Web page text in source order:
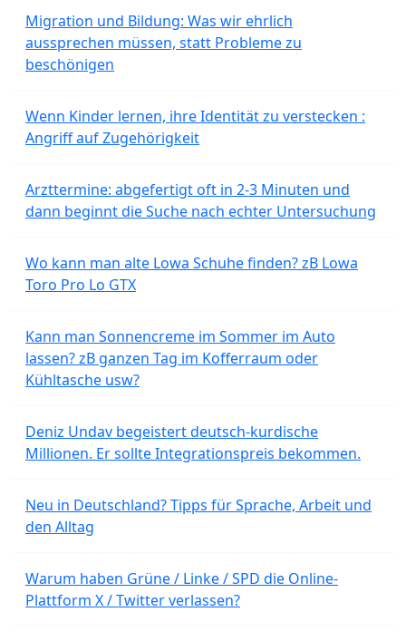
Migration und Bildung: Was wir ehrlich
aussprechen müssen, statt Probleme zu
beschönigen
Wenn Kinder lernen, ihre Identität zu verstecken :
Angriff auf Zugehörigkeit
Arzttermine: abgefertigt oft in 2-3 Minuten und
dann beginnt die Suche nach echter Untersuchung
Wo kann man alte Lowa Schuhe finden? zB Lowa
Toro Pro Lo GTX
Kann man Sonnencreme im Sommer im Auto
lassen? zB ganzen Tag im Kofferraum oder
Kühltasche usw?
Deniz Undav begeistert deutsch-kurdische
Millionen. Er sollte Integrationspreis bekommen.
Neu in Deutschland? Tipps für Sprache, Arbeit und
den Alltag
Warum haben Grüne / Linke / SPD die Online-
Plattform X / Twitter verlassen?